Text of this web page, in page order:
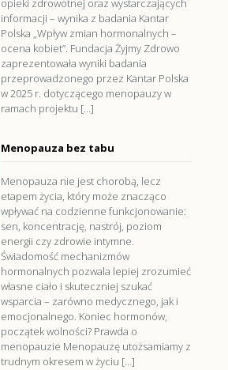
opieki zdrowotnej oraz wystarczających
informacji – wynika z badania Kantar
Polska „Wpływ zmian hormonalnych –
ocena kobiet”. Fundacja Żyjmy Zdrowo
zaprezentowała wyniki badania
przeprowadzonego przez Kantar Polska
w 2025 r. dotyczącego menopauzy w
ramach projektu […]
Menopauza bez tabu
Menopauza nie jest chorobą, lecz
etapem życia, który może znacząco
wpływać na codzienne funkcjonowanie:
sen, koncentrację, nastrój, poziom
energii czy zdrowie intymne.
Świadomość mechanizmów
hormonalnych pozwala lepiej zrozumieć
własne ciało i skuteczniej szukać
wsparcia – zarówno medycznego, jak i
emocjonalnego. Koniec hormonów,
początek wolności? Prawda o
menopauzie Menopauzę utożsamiamy z
trudnym okresem w życiu […]